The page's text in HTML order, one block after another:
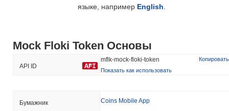
языке, например English
Mock Floki Token Основы
API ID
mflk-mock-floki-token
Копировать
Показать как использовать
Бумажник Coins Mobile App